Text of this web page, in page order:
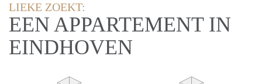
LIEKE ZOEKT:
EEN APPARTEMENT IN
EINDHOVEN